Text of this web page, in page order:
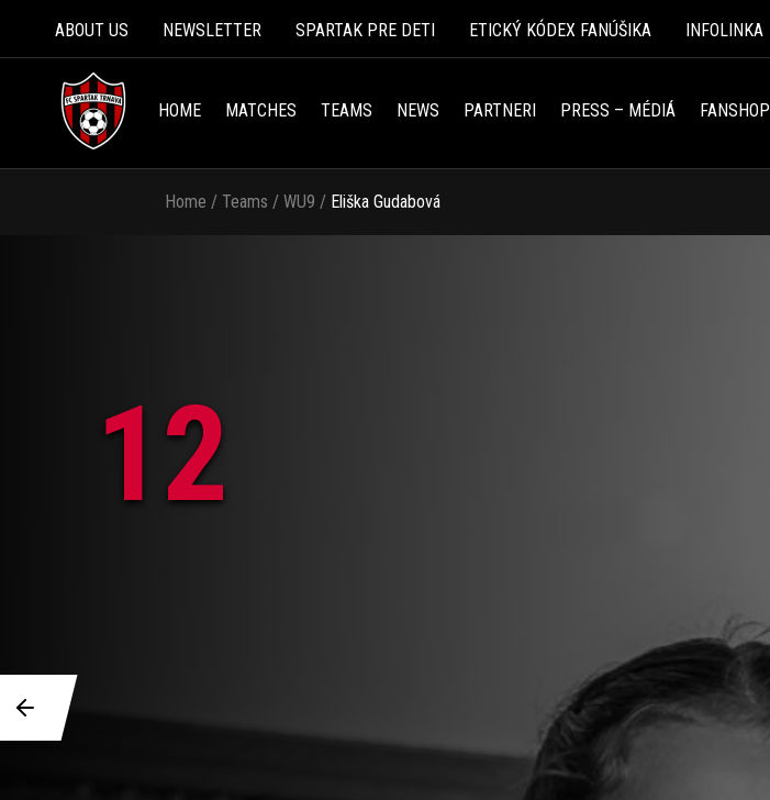
ABOUT US NEWSLETTER SPARTAK PRE DETI ETICKÝ KÓDEX FANÚŠIKA INFOLINKA
HOME MATCHES TEAMS NEWS PARTNERI PRESS – MÉDIÁ FANSHOP
Home / Teams / WU9 / Eliška Gudabová
12